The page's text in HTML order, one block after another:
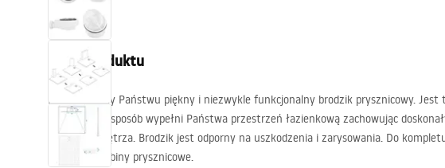
Kúpeľňové doplnky a nábytok
Popis produktu
Prezentujemy Państwu piękny i niezwykle funkcjonalny brodzik prysznicowy.
w doskonały sposób wypełni Państwa przestrzeń łazienkową zachowując
estetykę wnętrza. Brodzik jest odporny na uszkodzenia i zarysowania. Do
sprzedaży kabiny prysznicowe.